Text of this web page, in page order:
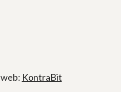
web: KontraBit